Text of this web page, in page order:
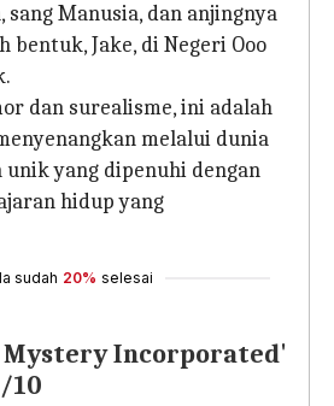
sang Manusia, dan anjingnya
bentuk, Jake, di Negeri Ooo
dan surealisme, ini adalah
melalui dunia
unik yang dipenuhi dengan
hidup yang
sudah 20% selesai
Mystery Incorporated'
10